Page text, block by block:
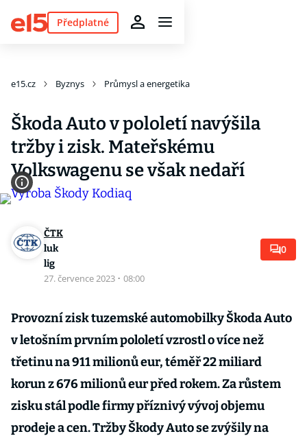
Předplatné
e15.cz Byznys Průmysl a energetika
Škoda Auto v pololetí navýšila
tržby i zisk. Mateřskému
Volkswagenu se však nedaří
ČTK
luk
lig
27. července 2023 · 08:00
0
Provozní zisk tuzemské automobilky Škoda Auto
v letošním prvním pololetí vzrostl o více než
třetinu na 911 milionů eur, téměř 22 miliard
korun z 676 milionů eur před rokem. Za růstem
zisku stál podle firmy příznivý vývoj objemu
prodeje a cen. Tržby Škody Auto se zvýšily na